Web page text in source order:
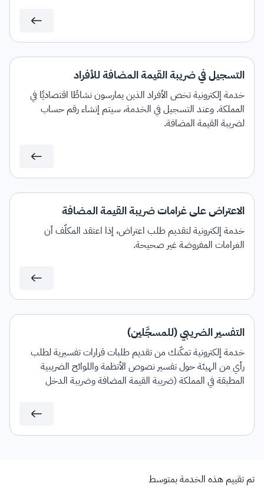
التسجيل في ضريبة القيمة المضافة للأفراد
خدمة إلكترونية تخص الأفراد الذين يمارسون نشاطًا اقتصاديًا في
المملكة. وعند التسجيل في الخدمة، سيتم إنشاء رقم حساب
لضريبة القيمة المضافة.
الاعتراض على غرامات ضريبة القيمة المضافة
خدمة إلكترونية لتقديم طلب اعتراض، إذا اعتقد المكلَّف أن
الغرامات المفروضة غير صحيحة.
التفسير الضريبي (للمسجَّلين)
خدمة إلكترونية تمكّنك من تقديم طلبات قرارات تفسيرية لطلب
رأي من الهيئة حول تفسير نصوص الأنظمة واللوائح الضريبية
المطبقة في المملكة (ضريبة القيمة المضافة وضريبة الدخل
الطلب وذلك وفقًا للشروط والضوابط المنصوص عليها في الدليل
تم تقييم هذه الخدمة بمتوسط